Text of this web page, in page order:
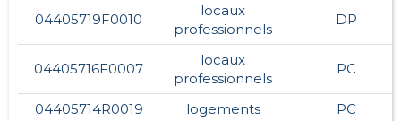
04405719F0010
locaux
professionnels
DP
04405716F0007
locaux
professionnels
PC
04405714R0019 logements PC